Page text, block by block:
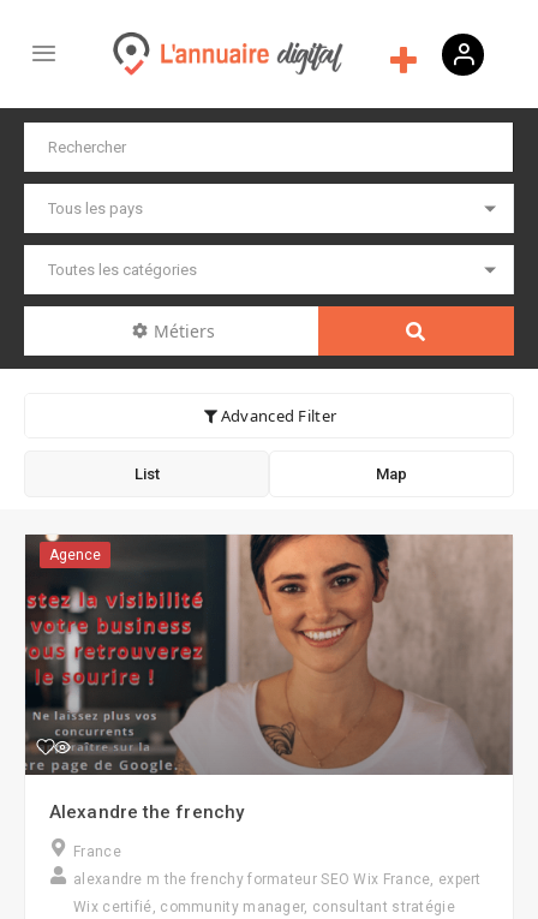
Métiers
Advanced Filter
List Map
Agence
Alexandre the frenchy
France
alexandre m the frenchy formateur SEO Wix France, expert
Wix certifié, community manager, consultant stratégie